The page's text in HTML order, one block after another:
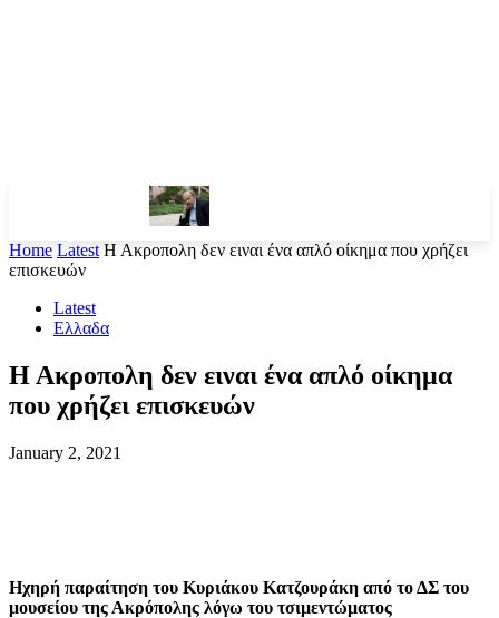
Home Latest Η Ακροπολη δεν ειναι ένα απλό οίκημα που χρήζει
επισκευών
Latest
Ελλαδα
Η Ακροπολη δεν ειναι ένα απλό οίκημα
που χρήζει επισκευών
January 2, 2021
Ηχηρή παραίτηση του Κυριάκου Κατζουράκη από το ΔΣ του
μουσείου της Ακρόπολης λόγω του τσιμεντώματος